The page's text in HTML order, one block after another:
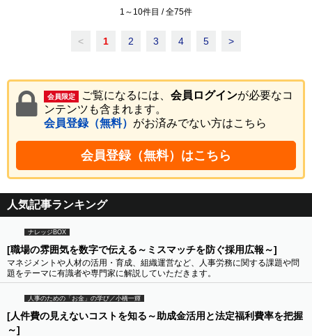
1 ～ 10件目 / 全75件
< 1 2 3 4 5 >
会員限定 ご覧になるには、 会員ログインが必要なコ
ンテンツも含まれます。
会員登録（無料） がお済みでない方はこちら
会員登録（無料）はこちら
人気記事ランキング
ナレッジBOX
[職場の雰囲気を数字で伝える～ミスマッチを防ぐ採用広報～]
マネジメントや人材の活用・育成、組織運営など、人事労務に関する課題や問
題をテーマに有識者や専門家に解説していただきます。
人事のための「お金」の学び／小橋一輝
[人件費の見えないコストを知る～助成金活用と法定福利費率を把握
～]